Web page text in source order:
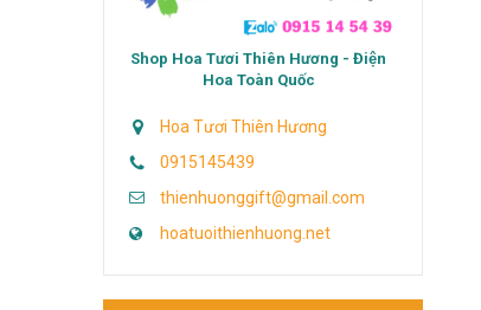
Shop Hoa Tươi Thiên Hương - Điện
Hoa Toàn Quốc
Hoa Tươi Thiên Hương
0915145439
thienhuonggift@gmail.com
hoatuoithienhuong.net